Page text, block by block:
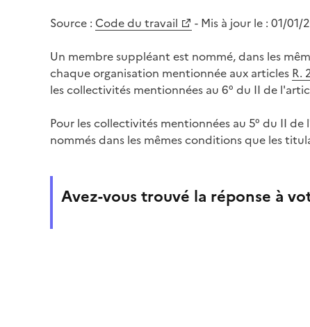
Source : Code du travail - Mis à jour le : 01/01/
Un membre suppléant est nommé, dans les
chaque organisation mentionnée aux articles R.
les collectivités mentionnées au 6° du II de
Pour les collectivités mentionnées au 5° du II
nommés dans les mêmes conditions que les
Avez-vous trouvé la réponse à